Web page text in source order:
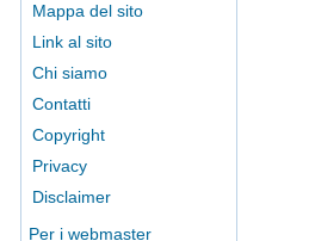
Mappa del sito
Link al sito
Chi siamo
Contatti
Copyright
Privacy
Disclaimer
Per i webmaster